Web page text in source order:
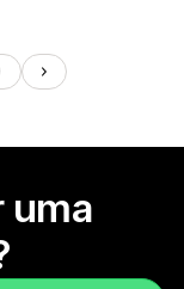
uma